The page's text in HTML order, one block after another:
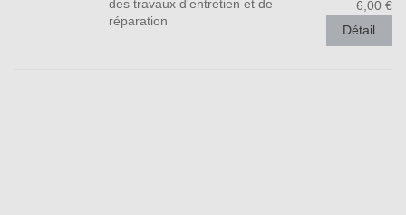
des travaux d'entretien et de
réparation
6,00 €
Détail